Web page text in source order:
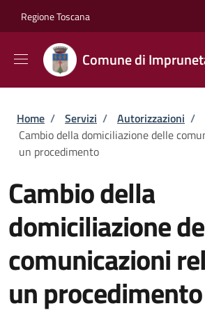
Regione Toscana
Comune di
Briciole di pane
Home / Servizi / Autorizzazioni /
Cambio della domiciliazione delle
un procedimento
Cambio della
domiciliazione
comunicazioni
un procedimento